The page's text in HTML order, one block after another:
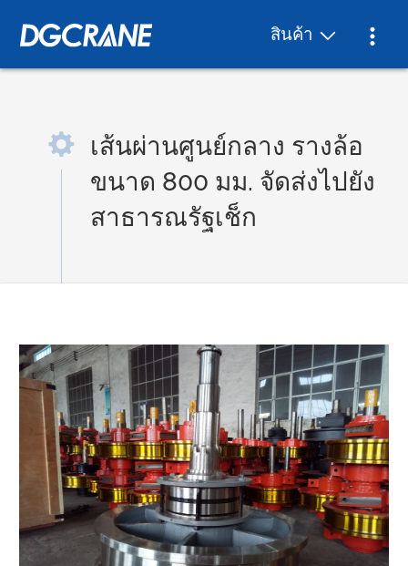
สินค้า
เส้นผ่านศูนย์กลาง รางล้อ
ขนาด 800 มม. จัดส่งไปยัง
สาธารณรัฐเช็ก